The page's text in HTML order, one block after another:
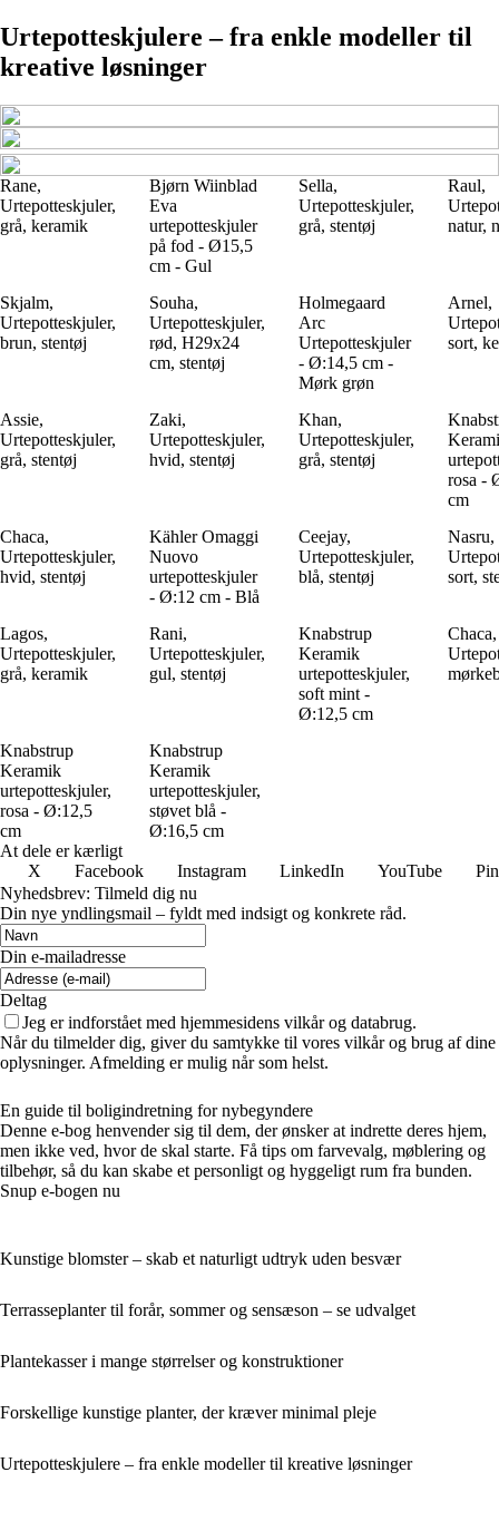
Urtepotteskjulere – fra enkle modeller til
kreative løsninger
Rane,
Urtepotteskjuler,
grå, keramik
Bjørn Wiinblad
Eva
urtepotteskjuler
på fod - Ø15,5
cm - Gul
Sella,
Urtepotteskjuler,
grå, stentøj
Raul,
natur,
Skjalm,
Urtepotteskjuler,
brun, stentøj
Souha,
Urtepotteskjuler,
rød, H29x24
cm, stentøj
Holmegaard
Arc
Urtepotteskjuler
- Ø:14,5 cm -
Mørk grøn
Arnel,
sort,
Assie,
Urtepotteskjuler,
grå, stentøj
Zaki,
Urtepotteskjuler,
hvid, stentøj
Khan,
Urtepotteskjuler,
grå, stentøj
rosa -
cm
Chaca,
Urtepotteskjuler,
hvid, stentøj
Kähler Omaggi
Nuovo
urtepotteskjuler
- Ø:12 cm - Blå
Ceejay,
Urtepotteskjuler,
blå, stentøj
Nasru,
sort,
Lagos,
Urtepotteskjuler,
grå, keramik
Rani,
Urtepotteskjuler,
gul, stentøj
Knabstrup
Keramik
urtepotteskjuler,
soft mint -
Ø:12,5 cm
Chaca,
Knabstrup
Keramik
urtepotteskjuler,
rosa - Ø:12,5
cm
Knabstrup
Keramik
urtepotteskjuler,
støvet blå -
Ø:16,5 cm
At dele er kærligt
X
Facebook Instagram LinkedIn YouTube
Nyhedsbrev: Tilmeld dig nu
Din nye yndlingsmail – fyldt med indsigt og konkrete råd.
Din e-mailadresse
Deltag
Jeg er indforstået med hjemmesidens vilkår og databrug.
Når du tilmelder dig, giver du samtykke til vores vilkår og brug af dine
oplysninger. Afmelding er mulig når som helst.
En guide til boligindretning for nybegyndere
Denne e-bog henvender sig til dem, der ønsker at indrette deres hjem,
men ikke ved, hvor de skal starte. Få tips om farvevalg, møblering og
tilbehør, så du kan skabe et personligt og hyggeligt rum fra bunden.
Snup e-bogen nu
Kunstige blomster – skab et naturligt udtryk uden besvær
Terrasseplanter til forår, sommer og sensæson – se udvalget
Plantekasser i mange størrelser og konstruktioner
Forskellige kunstige planter, der kræver minimal pleje
Urtepotteskjulere – fra enkle modeller til kreative løsninger